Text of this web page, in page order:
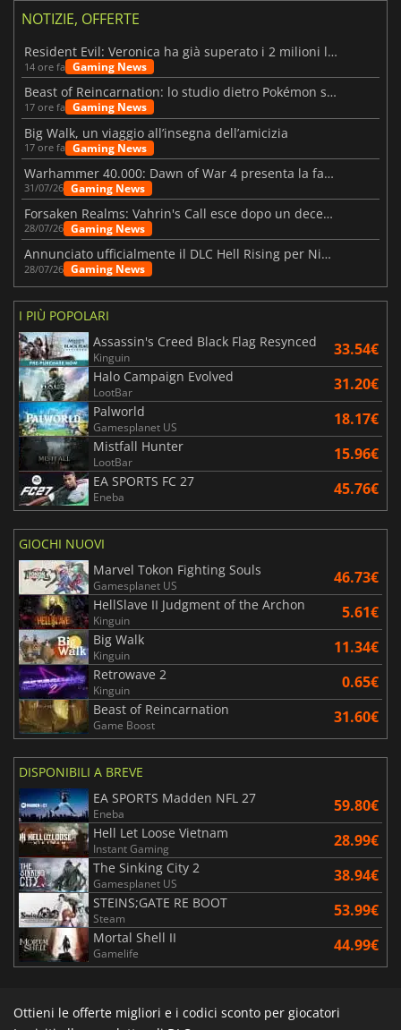
NOTIZIE, OFFERTE
Resident Evil: Veronica ha già superato i 2 milioni liste dei desideri
14 ore fa Gaming News
Beast of Reincarnation: lo studio dietro Pokémon su una nuova strada
17 ore fa Gaming News
Big Walk, un viaggio all’insegna dell’amicizia
17 ore fa Gaming News
Warhammer 40.000: Dawn of War 4 presenta la fazione dei Necron
31/07/26 Gaming News
Forsaken Realms: Vahrin's Call esce dopo un decennio di sviluppo
28/07/26 Gaming News
Annunciato ufficialmente il DLC Hell Rising per Nioh 3
28/07/26 Gaming News
I PIÙ POPOLARI
Assassin's Creed Black Flag Resynced
Kinguin 33.54€
Halo Campaign Evolved
LootBar 31.20€
Palworld
Gamesplanet US 18.17€
Mistfall Hunter
LootBar 15.96€
EA SPORTS FC 27
Eneba 45.76€
GIOCHI NUOVI
Marvel Tokon Fighting Souls
Gamesplanet US 46.73€
HellSlave II Judgment of the Archon
Kinguin 5.61€
Big Walk
Kinguin 11.34€
Retrowave 2
Kinguin 0.65€
Beast of Reincarnation
Game Boost 31.60€
DISPONIBILI A BREVE
EA SPORTS Madden NFL 27
Eneba 59.80€
Hell Let Loose Vietnam
Instant Gaming 28.99€
The Sinking City 2
Gamesplanet US 38.94€
STEINS;GATE RE BOOT
Steam 53.99€
Mortal Shell II
Gamelife 44.99€
Ottieni le offerte migliori e i codici sconto per giocatori